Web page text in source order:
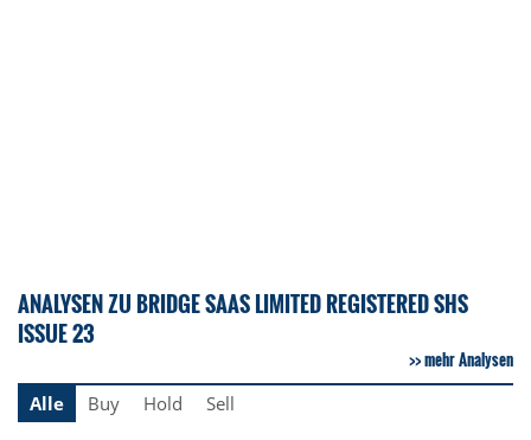
ANALYSEN ZU BRIDGE SAAS LIMITED REGISTERED SHS
ISSUE 23
mehr Analysen
Alle
Buy Hold Sell